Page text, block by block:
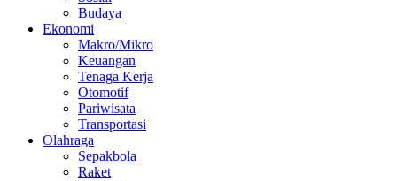
Budaya
Ekonomi
Makro/Mikro
Keuangan
Tenaga Kerja
Otomotif
Pariwisata
Transportasi
Olahraga
Sepakbola
Raket